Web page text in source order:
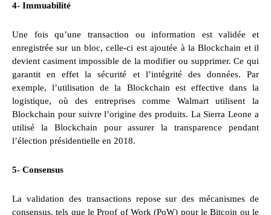
4- Immuabilité
Une fois qu’une transaction ou information est validée et
enregistrée sur un bloc, celle-ci est ajoutée à la Blockchain et il
devient casiment impossible de la modifier ou supprimer. Ce qui
garantit en effet la sécurité et l’intégrité des données. Par
exemple, l’utilisation de la Blockchain est effective dans la
logistique, où des entreprises comme Walmart utilisent la
Blockchain pour suivre l’origine des produits. La Sierra Leone a
utilisé la Blockchain pour assurer la transparence pendant
l’élection présidentielle en 2018.
5- Consensus
La validation des transactions repose sur des mécanismes de
consensus, tels que le Proof of Work (PoW) pour le Bitcoin ou le